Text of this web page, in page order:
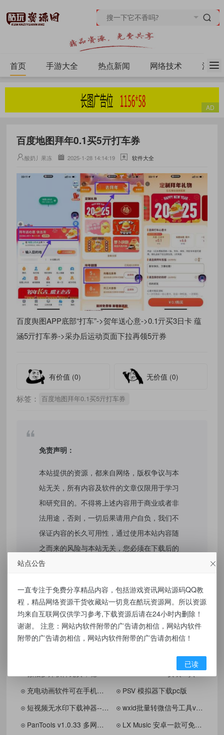
首页 手游大全 热点新闻 网络技术 源码
百度地图拜年0.1买5亓打车券
酸奶丿果冻 2025-1-28 14:14:19 软件大全
百度舆图APP底部“打车”->贺年送心意->0.1亓买3日卡 蕴
涵5亓打车券->采办后运动页面下拉再领5亓券
有价值 (0) 无价值 (0)
标签： 百度地图拜年0.1买5亓打车券
免责声明：
本站提供的资源，都来自网络，版权争议与本
站无关，所有内容及软件的文章仅限用于学习
和研究目的。不得将上述内容用于商业或者非
法用途，否则，一切后果请用户自负，我们不
保证内容的长久可用性，通过使用本站内容随
之而来的风险与本站无关，您必须在下载后的
24个小时之内，从您的电脑/手机中彻底删除上
件，购买注册，得到更好的正版服务。侵删请
致信E-mail： kuwanw@qq.com
Office Installer安装工具v1.22中文版
充电动画软件可在手机充电时呈现炫酷动画效果
PSV 模拟器下载pc版
短视频无水印下载神器--某音一键批量下载
wxid批量转微信号工具v3.5
PanTools v1.0.33 多网盘批量分享,转存,重命名,复制,数据同步
LX Music 安卓一款可免费听歌
站点公告
一直专注于免费分享精品内容，包括游戏资讯网站源码QQ教
程，精品网络资源干货收藏站一切竟在酷玩资源网。所以资源
均来自互联网仅供学习参考,下载资源后请在24小时内删除！
谢谢。 注意：网站内软件附带的广告请勿相信，网站内软件
附带的广告请勿相信，网站内软件附带的广告请勿相信！
已读